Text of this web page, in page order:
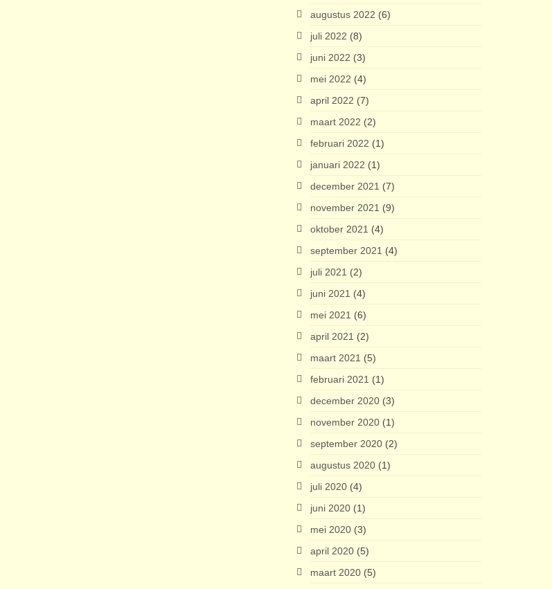
augustus 2022 (6)
juli 2022 (8)
juni 2022 (3)
mei 2022 (4)
april 2022 (7)
maart 2022 (2)
februari 2022 (1)
januari 2022 (1)
december 2021 (7)
november 2021 (9)
oktober 2021 (4)
september 2021 (4)
juli 2021 (2)
juni 2021 (4)
mei 2021 (6)
april 2021 (2)
maart 2021 (5)
februari 2021 (1)
december 2020(3)
november 2020(1)
september 2020(2)
augustus 2020(1)
juli 2020(4)
juni 2020(1)
mei 2020(3)
april 2020(5)
maart 2020(5)